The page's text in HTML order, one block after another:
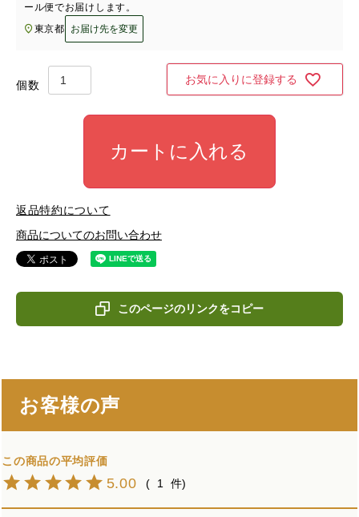
ール便でお届けします。
東京都
お届け先を変更
お気に入りに登録する
カートに入れる
返品特約について
商品についてのお問い合わせ
このページのリンクをコピー
お客様の声
5.00 1